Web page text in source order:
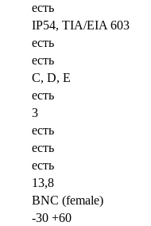
есть
IP54, TIA/EIA 603
есть
есть
C, D, E
есть
3
есть
есть
есть
13,8
BNC (female)
-30 +60